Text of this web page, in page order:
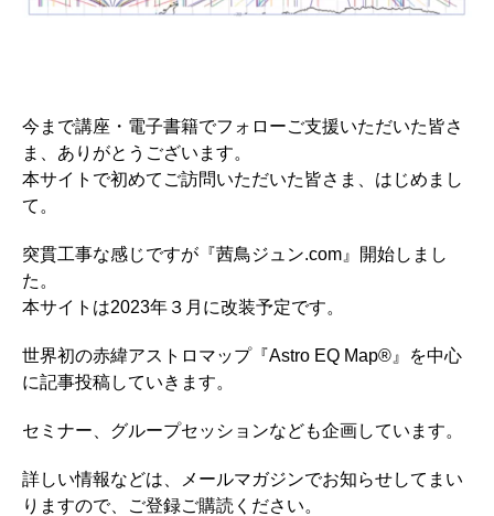
今まで講座・電子書籍でフォローご支援いただいた皆さ
ま、ありがとうございます。
本サイトで初めてご訪問いただいた皆さま、はじめまし
て。
突貫工事な感じですが『茜鳥ジュン.com』開始しまし
た。
本サイトは2023年３月に改装予定です。
世界初の赤緯アストロマップ『Astro EQ Map®』を中心
に記事投稿していきます。
セミナー、グループセッションなども企画しています。
詳しい情報などは、メールマガジンでお知らせしてまい
りますので、ご登録ご購読ください。